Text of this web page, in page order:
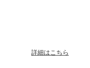
詳細はこちら